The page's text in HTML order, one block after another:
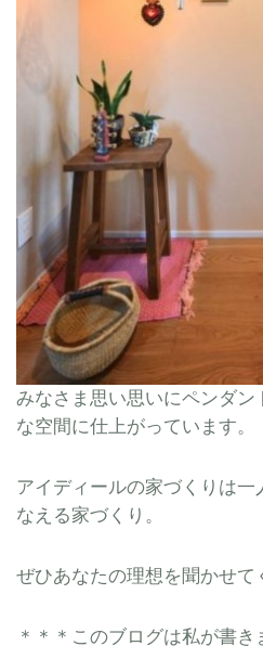
みなさま思い思いにペンダ
な空間に仕上がっています。
アイディールの家づくりは
なえる家づくり。
ぜひあなたの理想を聞かせて
＊＊＊このブログは私が書き